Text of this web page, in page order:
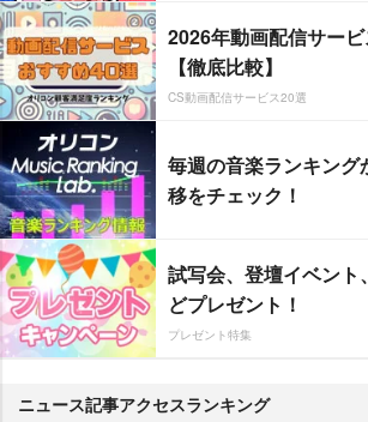
2026年動画配信サー
【徹底比較】
CS動画配信サービス20選
毎週の音楽ランキング
移をチェック！
試写会、登壇イベント
どプレゼント！
プレゼント特集
ニュース記事アクセスランキング